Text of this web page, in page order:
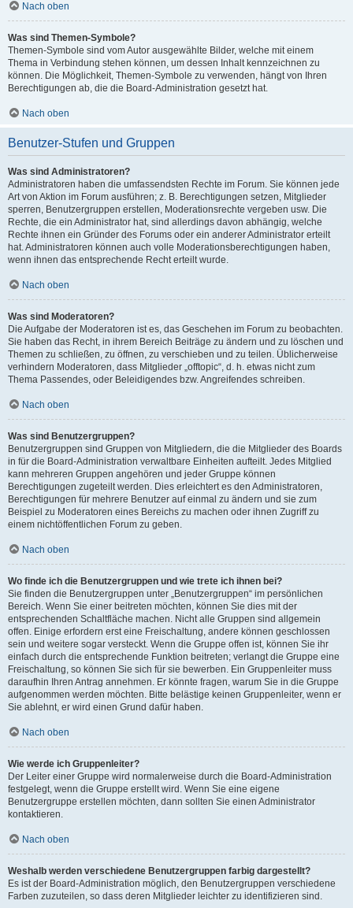
Nach oben
Was sind Themen-Symbole?
Themen-Symbole sind vom Autor ausgewählte Bilder, welche mit einem
Thema in Verbindung stehen können, um dessen Inhalt kennzeichnen zu
können. Die Möglichkeit, Themen-Symbole zu verwenden, hängt von Ihren
Berechtigungen ab, die die Board-Administration gesetzt hat.
Nach oben
Benutzer-Stufen und Gruppen
Was sind Administratoren?
Administratoren haben die umfassendsten Rechte im Forum. Sie können jede
Art von Aktion im Forum ausführen; z. B. Berechtigungen setzen, Mitglieder
sperren, Benutzergruppen erstellen, Moderationsrechte vergeben usw. Die
Rechte, die ein Administrator hat, sind allerdings davon abhängig, welche
Rechte ihnen ein Gründer des Forums oder ein anderer Administrator erteilt
hat. Administratoren können auch volle Moderationsberechtigungen haben,
wenn ihnen das entsprechende Recht erteilt wurde.
Nach oben
Was sind Moderatoren?
Die Aufgabe der Moderatoren ist es, das Geschehen im Forum zu beobachten.
Sie haben das Recht, in ihrem Bereich Beiträge zu ändern und zu löschen und
Themen zu schließen, zu öffnen, zu verschieben und zu teilen. Üblicherweise
verhindern Moderatoren, dass Mitglieder „offtopic“, d. h. etwas nicht zum
Thema Passendes, oder Beleidigendes bzw. Angreifendes schreiben.
Nach oben
Was sind Benutzergruppen?
Benutzergruppen sind Gruppen von Mitgliedern, die die Mitglieder des Boards
in für die Board-Administration verwaltbare Einheiten aufteilt. Jedes Mitglied
kann mehreren Gruppen angehören und jeder Gruppe können
Berechtigungen zugeteilt werden. Dies erleichtert es den Administratoren,
Berechtigungen für mehrere Benutzer auf einmal zu ändern und sie zum
Beispiel zu Moderatoren eines Bereichs zu machen oder ihnen Zugriff zu
einem nichtöffentlichen Forum zu geben.
Nach oben
Wo finde ich die Benutzergruppen und wie trete ich ihnen bei?
Sie finden die Benutzergruppen unter „Benutzergruppen“ im persönlichen
Bereich. Wenn Sie einer beitreten möchten, können Sie dies mit der
entsprechenden Schaltfläche machen. Nicht alle Gruppen sind allgemein
offen. Einige erfordern erst eine Freischaltung, andere können geschlossen
sein und weitere sogar versteckt. Wenn die Gruppe offen ist, können Sie ihr
einfach durch die entsprechende Funktion beitreten; verlangt die Gruppe eine
Freischaltung, so können Sie sich für sie bewerben. Ein Gruppenleiter muss
daraufhin Ihren Antrag annehmen. Er könnte fragen, warum Sie in die Gruppe
aufgenommen werden möchten. Bitte belästige keinen Gruppenleiter, wenn er
Sie ablehnt, er wird einen Grund dafür haben.
Nach oben
Wie werde ich Gruppenleiter?
Der Leiter einer Gruppe wird normalerweise durch die Board-Administration
festgelegt, wenn die Gruppe erstellt wird. Wenn Sie eine eigene
Benutzergruppe erstellen möchten, dann sollten Sie einen Administrator
kontaktieren.
Nach oben
Weshalb werden verschiedene Benutzergruppen farbig dargestellt?
Es ist der Board-Administration möglich, den Benutzergruppen verschiedene
Farben zuzuteilen, so dass deren Mitglieder leichter zu identifizieren sind.